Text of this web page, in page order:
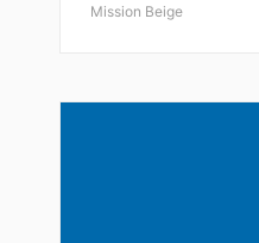
Mission Beige